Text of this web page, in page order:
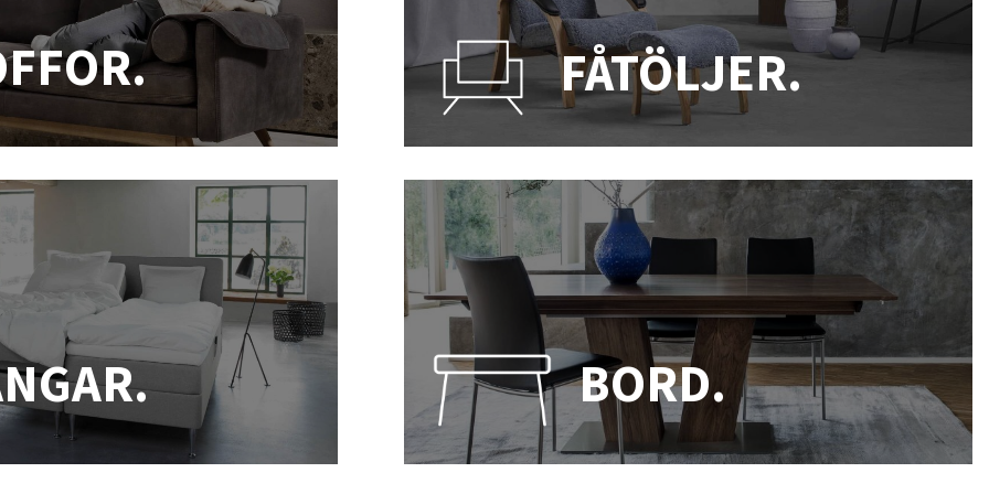
FÅTÖLJER.
BORD.